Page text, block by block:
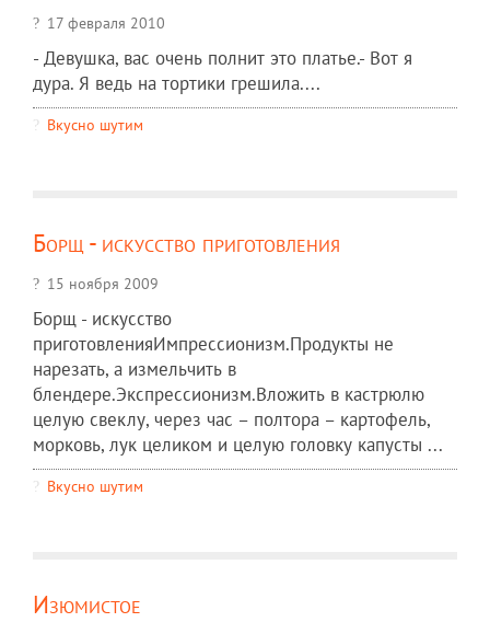
17 февраля 2010
- Девушка, вас очень полнит это платье.- Вот я
дура. Я ведь на тортики грешила....
Вкусно шутим
Борщ - искусство приготовления
15 ноября 2009
Борщ - искусство
приготовленияИмпрессионизм.Продукты не
нарезать, а измельчить в
блендере.Экспрессионизм.Вложить в кастрюлю
целую свеклу, через час – полтора – картофель,
морковь, лук целиком и целую головку капусты ...
Вкусно шутим
Изюмистое